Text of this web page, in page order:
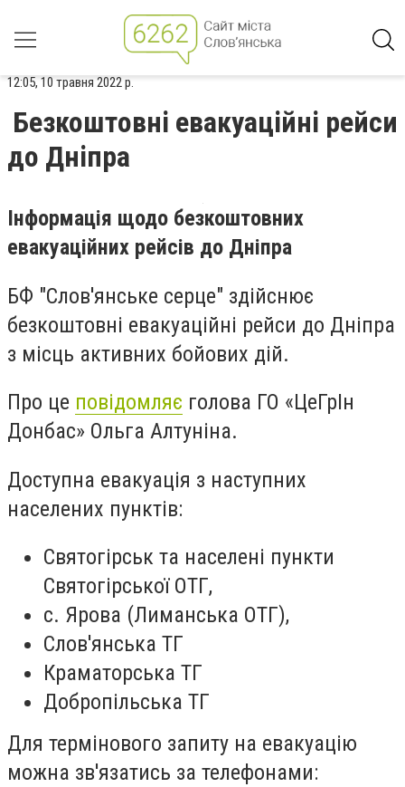
12:05, 10 травня 2022 р.
Безкоштовні евакуаційні рейси
до Дніпра
Інформація щодо безкоштовних
евакуаційних рейсів до Дніпра
БФ "Слов'янське серце" здійснює
безкоштовні евакуаційні рейси до Дніпра
з місць активних бойових дій.
Про це повідомляє голова ГО «ЦеГрІн
Донбас» Ольга Алтуніна.
Доступна евакуація з наступних
населених пунктів:
Святогірськ та населені пункти
Святогірської ОТГ,
с. Ярова (Лиманська ОТГ),
Слов'янська ТГ
Краматорська ТГ
Добропільська ТГ
Для термінового запиту на евакуацію
можна зв'язатись за телефонами: